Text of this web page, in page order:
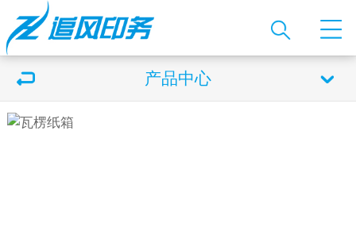
产品中心